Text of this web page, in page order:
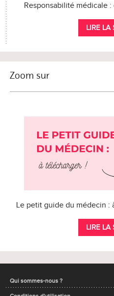
Responsabilité médicale
LIRE LA
Zoom sur
Le petit guide du médecin :
LIRE LA
Qui sommes-nous ?